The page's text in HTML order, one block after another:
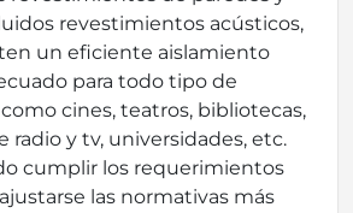
revestimientos acústicos,
un eficiente aislamiento
para todo tipo de
cines, teatros, bibliotecas,
radio y tv, universidades, etc.
cumplir los requerimientos
las normativas más